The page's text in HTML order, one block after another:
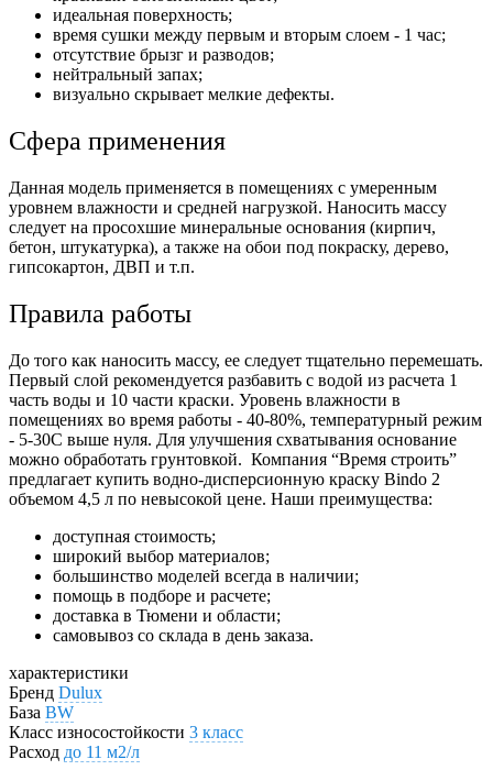
идеальная поверхность;
время сушки между первым и вторым слоем - 1 час;
отсутствие брызг и разводов;
нейтральный запах;
визуально скрывает мелкие дефекты.
Сфера применения
Данная модель применяется в помещениях с умеренным
уровнем влажности и средней нагрузкой. Наносить массу
следует на просохшие минеральные основания (кирпич,
бетон, штукатурка), а также на обои под покраску, дерево,
гипсокартон, ДВП и т.п.
Правила работы
До того как наносить массу, ее следует тщательно перемешать.
Первый слой рекомендуется разбавить с водой из расчета 1
часть воды и 10 части краски. Уровень влажности в
помещениях во время работы - 40-80%, температурный режим
- 5-30С выше нуля. Для улучшения схватывания основание
можно обработать грунтовкой. Компания “Время строить”
предлагает купить водно-дисперсионную краску Bindo 2
объемом 4,5 л по невысокой цене. Наши преимущества:
доступная стоимость;
широкий выбор материалов;
большинство моделей всегда в наличии;
помощь в подборе и расчете;
доставка в Тюмени и области;
самовывоз со склада в день заказа.
характеристики
Бренд Dulux
База BW
Класс износостойкости 3 класс
Расход до 11 м2/л